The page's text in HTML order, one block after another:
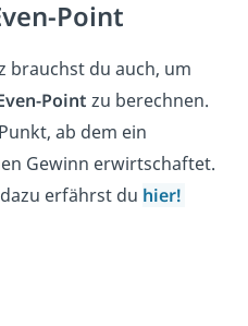
Point
brauchst du auch, um
Point zu berechnen.
ab dem ein
Gewinn erwirtschaftet.
erfährst du hier!